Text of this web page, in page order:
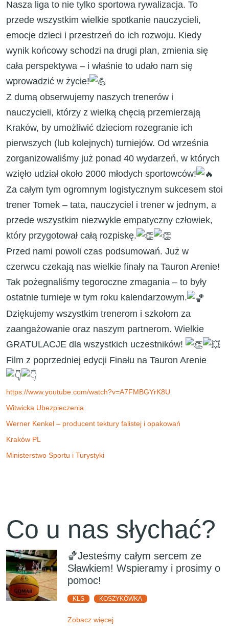
​Nasza liga to nie tylko sportowa rywalizacja. To
przede wszystkim wielkie spotkanie nauczycieli,
emocje dzieci i przestrzeń do ich rozwoju. Kiedy
wynik końcowy schodzi na drugi plan, zmienia się
cała perspektywa – i właśnie to udało nam się
wprowadzić w życie!
​Z dumą obserwujemy naszych trenerów i
nauczycieli, którzy z wielką chęcią przemierzają
Kraków, by umożliwić dzieciom rozegranie ich
pierwszych (lub kolejnych) turniejów. Od września
zorganizowaliśmy już ponad 40 wydarzeń, w których
wzięło udział około 2000 młodych sportowców!
​Za całym tym ogromnym logistycznym sukcesem stoi
trener Tomek – tata, nauczyciel i trener w jednym, a
przede wszystkim niezwykle empatyczny człowiek,
który przygotował całą rozpiskę.
​Przed nami powoli czas podsumowań. Już w
czerwcu czekają nas wielkie finały na Tauron Arenie!
Tak pożegnaliśmy tegoroczne zmagania – to były
ostatnie turnieje w tym roku kalendarzowym.
​Dziękujemy wszystkim trenerom i szkołom za
zaangażowanie oraz naszym partnerom. Wielkie
GRATULACJE dla wszystkich uczestników!
Film z poprzedniej edycji Finału na Tauron Arenie
https://www.youtube.com/watch?v=A7FMBGYrK8U
Witwicka Ubezpieczenia
Werner Kenkel – producent tektury falistej i opakowań
Kraków PL
Ministerstwo Sportu i Turystyki
Co u nas słychać?
🏀Jesteśmy całym sercem ze
Sławkiem! Wspieramy i prosimy o
pomoc!
KLS KOSZYKÓWKA
Zobacz więcej